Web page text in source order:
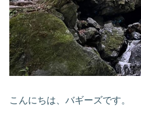
こんにちは、バギーズです。